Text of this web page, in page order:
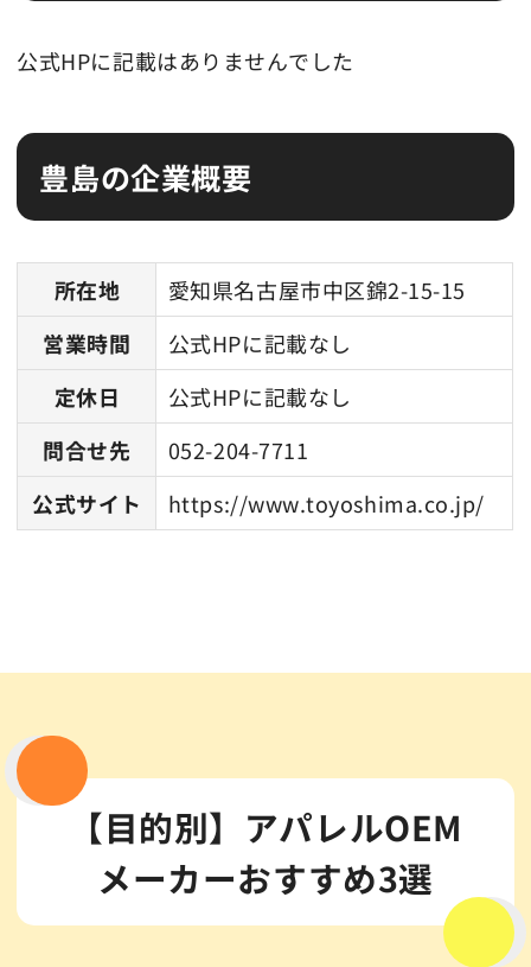
公式HPに記載はありませんでした
豊島の企業概要
所在地
愛知県名古屋市中区錦2-15-15
営業時間
公式HPに記載なし
定休日
公式HPに記載なし
問合せ先
052-204-7711
公式サイト
https://www.toyoshima.co.jp/
【目的別】アパレルOEM
メーカーおすすめ3選